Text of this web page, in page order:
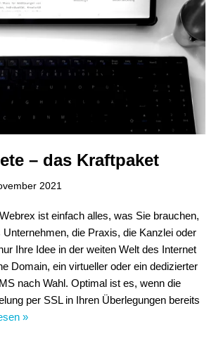
– das Kraftpaket
2021
ist einfach alles, was Sie brauchen,
die Praxis, die Kanzlei oder
Ihre Idee in der weiten Welt des Internet
Domain, ein virtueller oder ein dedizierter
nach Wahl. Optimal ist es, wenn die
per SSL in Ihren Überlegungen bereits
»